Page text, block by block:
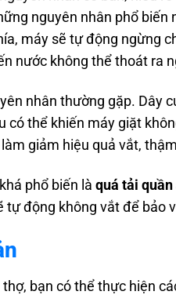
nguyên nhân phổ biến
máy sẽ tự động ngừng
nước không thể thoát ra
nhân thường gặp. Dây
có thể khiến máy giặt
làm giảm hiệu quả vắt,
phổ biến làquá tải quần
tự động không vắt để bảo
bạn có thể thực hiện